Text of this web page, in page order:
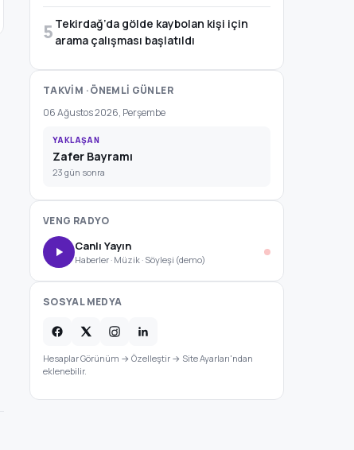
5 Tekirdağ’da gölde kaybolan kişi için
arama çalışması başlatıldı
TAKVİM · ÖNEMLİ GÜNLER
06 Ağustos 2026, Perşembe
YAKLAŞAN
Zafer Bayramı
23 gün sonra
VENG RADYO
Canlı Yayın
Haberler · Müzik · Söyleşi (demo)
SOSYAL MEDYA
Hesaplar Görünüm → Özelleştir → Site Ayarları'ndan
eklenebilir.